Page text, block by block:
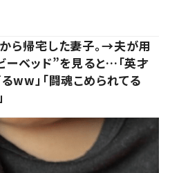
ら帰宅した妻子。→夫が用
ーベッド”を見ると…「英才
ww」「闘魂こめられてる